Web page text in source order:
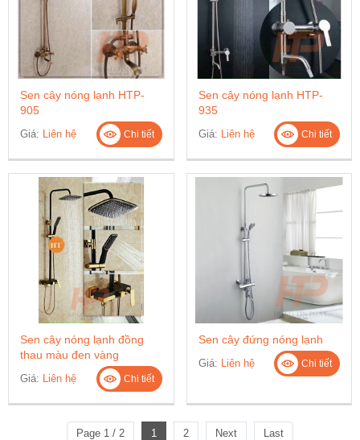
Sen cây nóng lạnh HTP-
905
Giá: Liên hệ Chi tiết
Sen cây nóng lạnh HTP-
935
Giá: Liên hệ Chi tiết
Sen cây nóng lạnh đồng
thau màu đen vàng
Giá: Liên hệ Chi tiết
Sen cây đứng nóng lạnh
Giá: Liên hệ Chi tiết
Page 1 / 2 1 2 Next Last